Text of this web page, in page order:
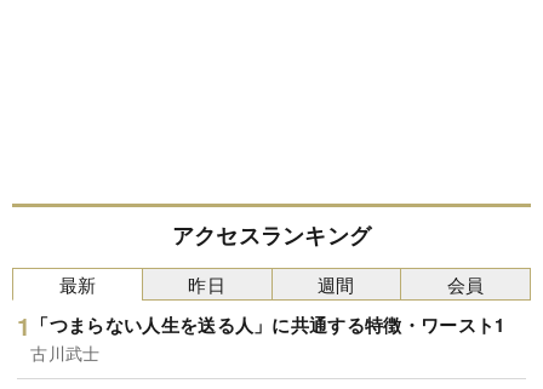
アクセスランキング
最新
「つまらない人生を送る人」に共通する特徴・ワースト1
古川武士
昨日 週間 会員